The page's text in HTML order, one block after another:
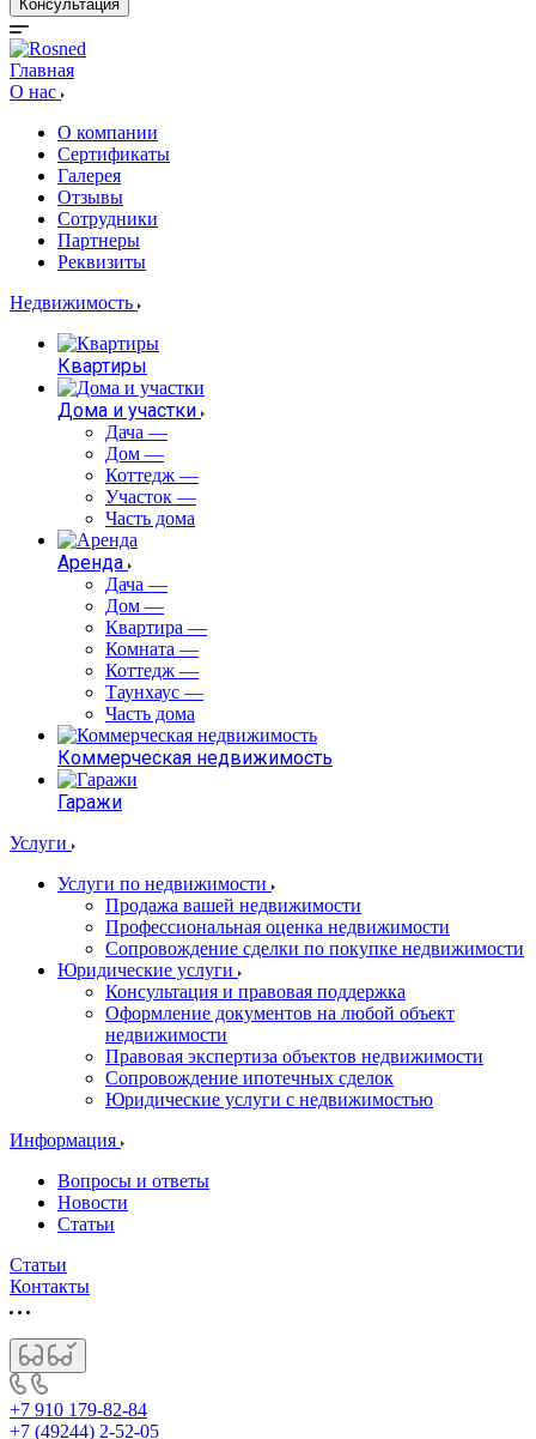
Консультация
Главная
О нас
О компании
Сертификаты
Галерея
Отзывы
Сотрудники
Партнеры
Реквизиты
Недвижимость
Квартиры
Дома и участки
Дача —
Дом —
Коттедж —
Участок —
Часть дома
Аренда
Дача —
Дом —
Квартира —
Комната —
Коттедж —
Таунхаус —
Часть дома
Коммерческая недвижимость
Гаражи
Услуги
Услуги по недвижимости
Продажа вашей недвижимости
Профессиональная оценка недвижимости
Сопровождение сделки по покупке недвижимости
Юридические услуги
Консультация и правовая поддержка
Оформление документов на любой объект
недвижимости
Правовая экспертиза объектов недвижимости
Сопровождение ипотечных сделок
Юридические услуги с недвижимостью
Информация
Вопросы и ответы
Новости
Статьи
Статьи
Контакты
+7 910 179-82-84
+7 (49244) 2-52-05